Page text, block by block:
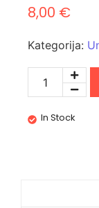
8,00 €
Kategorija:
In Stock